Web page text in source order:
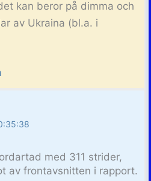
kan beror på dimma och
av Ukraina (bl.a. i
med 311 strider,
av frontavsnitten i rapport.